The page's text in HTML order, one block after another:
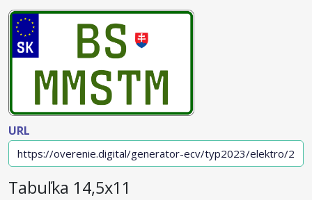
URL
Tabuľka 14,5x11